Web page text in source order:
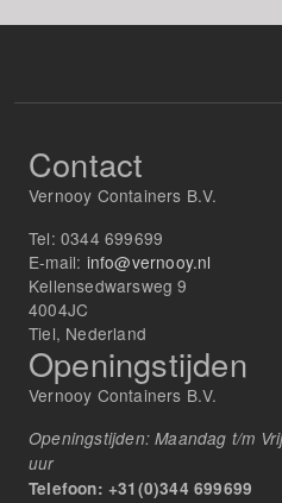
Contact
Vernooy Containers B.V.
Tel: 0344 699699
E-mail: info@vernooy.nl
Kellensedwarsweg 9
4004JC
Tiel, Nederland
Openingstijden
Vernooy Containers B.V.
Openingstijden: Maandag t/m
uur
Telefoon: +31(0)344 699699